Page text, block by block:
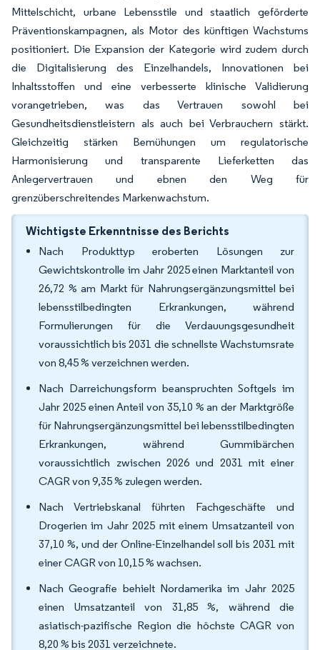
Mittelschicht, urbane Lebensstile und staatlich geförderte
Präventionskampagnen, als Motor des künftigen Wachstums
positioniert. Die Expansion der Kategorie wird zudem durch
die Digitalisierung des Einzelhandels, Innovationen bei
Inhaltsstoffen und eine verbesserte klinische Validierung
vorangetrieben, was das Vertrauen sowohl bei
Gesundheitsdienstleistern als auch bei Verbrauchern stärkt.
Gleichzeitig stärken Bemühungen um regulatorische
Harmonisierung und transparente Lieferketten das
Anlegervertrauen und ebnen den Weg für
grenzüberschreitendes Markenwachstum.
Wichtigste Erkenntnisse des Berichts
Nach Produkttyp eroberten Lösungen zur
Gewichtskontrolle im Jahr 2025 einen Marktanteil von
26,72 % am Markt für Nahrungsergänzungsmittel bei
lebensstilbedingten Erkrankungen, während
Formulierungen für die Verdauungsgesundheit
voraussichtlich bis 2031 die schnellste Wachstumsrate
von 8,45 % verzeichnen werden.
Nach Darreichungsform beanspruchten Softgels im
Jahr 2025 einen Anteil von 35,10 % an der Marktgröße
für Nahrungsergänzungsmittel bei lebensstilbedingten
Erkrankungen, während Gummibärchen
voraussichtlich zwischen 2026 und 2031 mit einer
CAGR von 9,35 % zulegen werden.
Nach Vertriebskanal führten Fachgeschäfte und
Drogerien im Jahr 2025 mit einem Umsatzanteil von
37,10 %, und der Online-Einzelhandel soll bis 2031 mit
einer CAGR von 10,15 % wachsen.
Nach Geografie behielt Nordamerika im Jahr 2025
einen Umsatzanteil von 31,85 %, während die
asiatisch-pazifische Region die höchste CAGR von
8,20 % bis 2031 verzeichnete.